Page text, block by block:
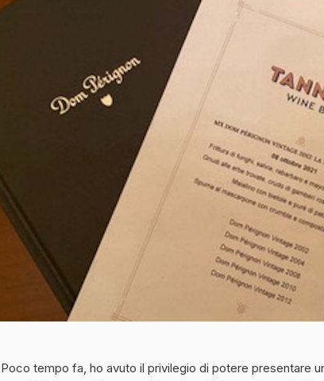
Poco tempo fa, ho avuto il privilegio di potere presentare